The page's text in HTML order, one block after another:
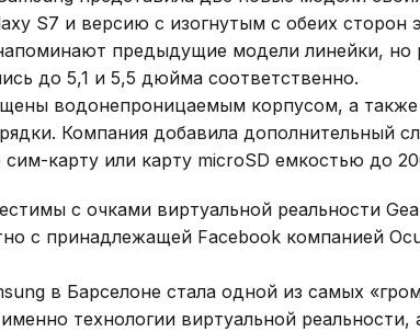
S7 и версию с изогнутым с обеих сторон
предыдущие модели линейки, но
до 5,1 и 5,5 дюйма соответственно.
водонепроницаемым корпусом, а также
Компания добавила дополнительный
карту или карту microSD емкостью до
с очками виртуальной реальности
с принадлежащей Facebook компанией
в Барселоне стала одной из самых
технологии виртуальной